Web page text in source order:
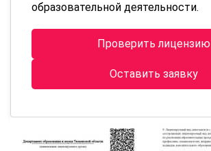
образовательной деятельности.
Проверить лицензию
Оставить заявку